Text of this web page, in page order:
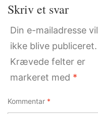
Skriv et svar
Din e-mailadresse vil
ikke blive publiceret.
Krævede felter er
markeret med *
Kommentar *